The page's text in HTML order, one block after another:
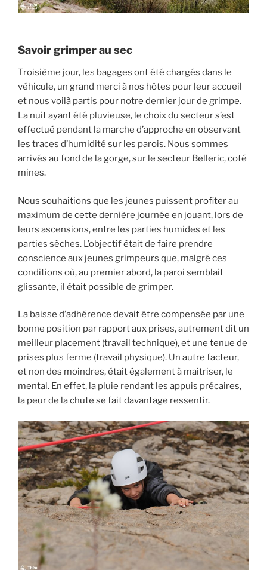
Savoir grimper au sec
Troisième jour, les bagages ont été chargés dans le
véhicule, un grand merci à nos hôtes pour leur accueil
et nous voilà partis pour notre dernier jour de grimpe.
La nuit ayant été pluvieuse, le choix du secteur s’est
effectué pendant la marche d’approche en observant
les traces d’humidité sur les parois. Nous sommes
arrivés au fond de la gorge, sur le secteur Belleric, coté
mines.
Nous souhaitions que les jeunes puissent profiter au
maximum de cette dernière journée en jouant, lors de
leurs ascensions, entre les parties humides et les
parties sèches. L’objectif était de faire prendre
conscience aux jeunes grimpeurs que, malgré ces
conditions où, au premier abord, la paroi semblait
glissante, il était possible de grimper.
La baisse d’adhérence devait être compensée par une
bonne position par rapport aux prises, autrement dit un
meilleur placement (travail technique), et une tenue de
prises plus ferme (travail physique). Un autre facteur,
et non des moindres, était également à maitriser, le
mental. En effet, la pluie rendant les appuis précaires,
la peur de la chute se fait davantage ressentir.